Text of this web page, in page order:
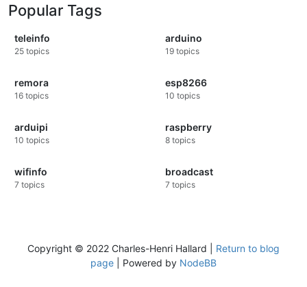
Popular Tags
teleinfo
25 topics
arduino
19 topics
remora
16 topics
esp8266
10 topics
arduipi
10 topics
raspberry
8 topics
wifinfo
7 topics
broadcast
7 topics
Copyright © 2022 Charles-Henri Hallard | Return to blog
page | Powered by NodeBB